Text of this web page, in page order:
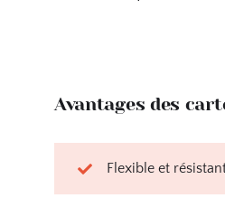
Avantages des
Flexible et